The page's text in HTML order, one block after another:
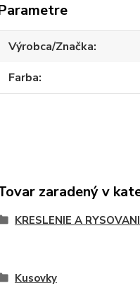
Výrobca/Značka
Farba
zaradený v
KRESLENIE A
Kusovky